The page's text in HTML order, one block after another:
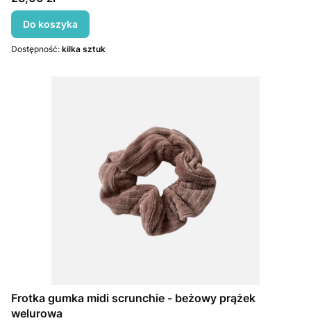
Do koszyka
Dostępność: kilka sztuk
Frotka gumka midi scrunchie - beżowy prążek
welurowa